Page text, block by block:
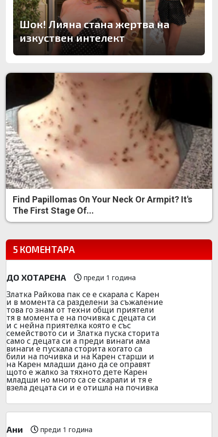
Шок! Лияна стана жертва на
изкуствен интелект
Find Papillomas On Your Neck Or Armpit? It's
The First Stage Of...
5 КОМЕНТАРА
ДО ХОТАРЕНА преди 1 година
Златка Райкова пак се е скарала с Карен
и в момента са разделени за съжаление
това го знам от техни общи приятели
тя в момента е на почивка с децата си
и с нейна приятелка която е със
семейството си и Златка пуска сторита
само с децата си а преди винаги ама
винаги е пускала сторита когато са
били на почивка и на Карен старши и
на Карен младши дано да се оправят
щото е жалко за тяхното дете Карен
младши но много са се скарали и тя е
взела децата си и е отишла на почивка
Ани преди 1 година